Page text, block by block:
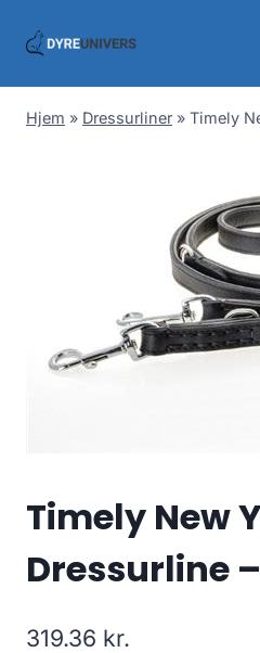
Hjem » Dressurliner » Timely
Timely New
Dressurline
319.36 kr.